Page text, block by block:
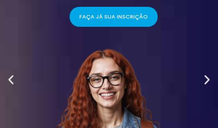
FAÇA JÁ SUA INSCRIÇÃO